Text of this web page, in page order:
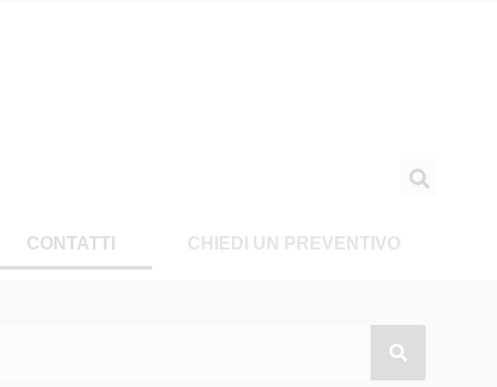
CONTATTI CHIEDI UN PREVENTIVO